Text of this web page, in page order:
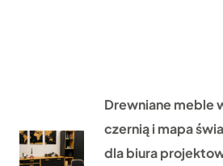
Drewniane meble
czernią i mapa
dla biura